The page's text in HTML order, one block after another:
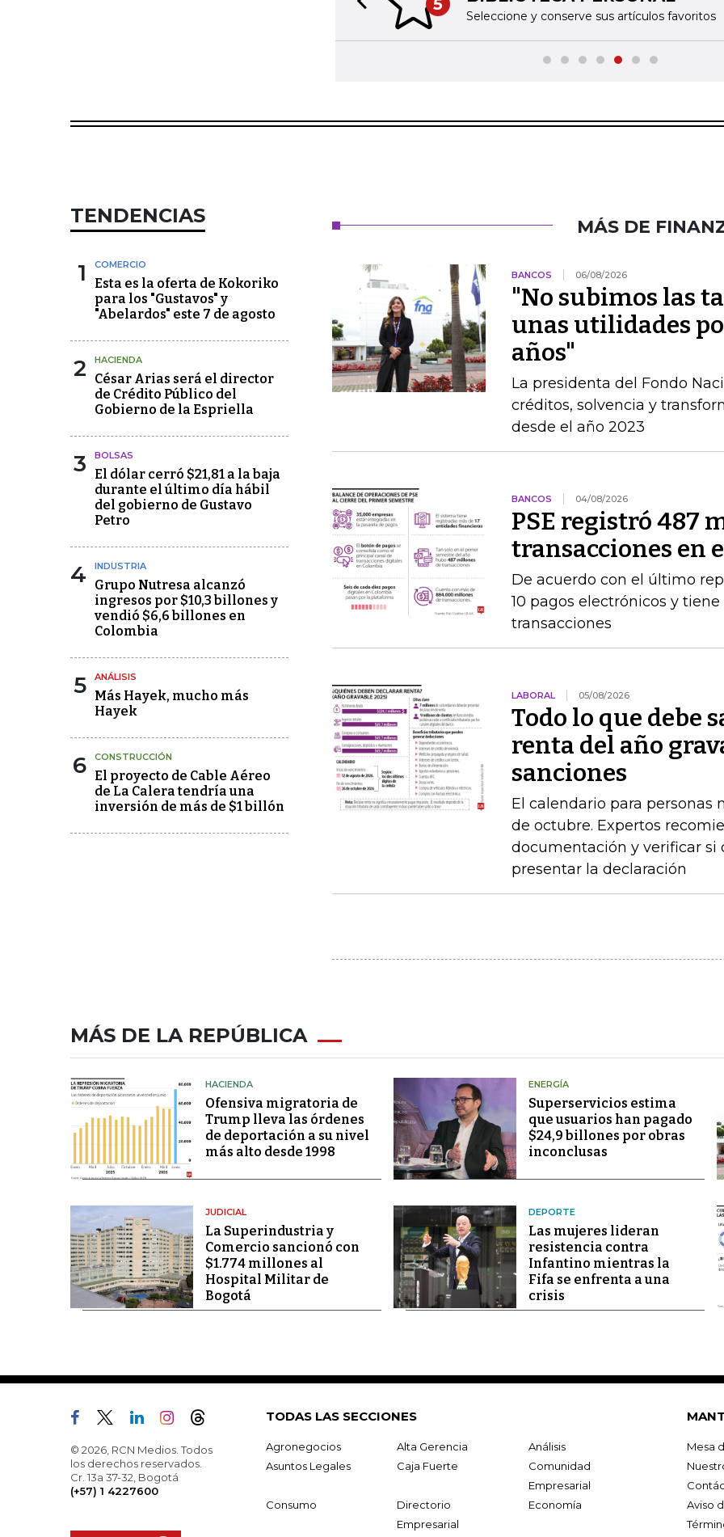
5
Seleccione y conserve sus artículos favoritos
Previous slide
TENDENCIAS
1 COMERCIO
Esta es la oferta de Kokoriko
para los "Gustavos" y
"Abelardos" este 7 de agosto
2 HACIENDA
César Arias será el director
de Crédito Público del
Gobierno de la Espriella
3 BOLSAS
El dólar cerró $21,81 a la baja
durante el último día hábil
del gobierno de Gustavo
Petro
4 INDUSTRIA
Grupo Nutresa alcanzó
ingresos por $10,3 billones y
vendió $6,6 billones en
Colombia
5 ANÁLISIS
Más Hayek, mucho más
Hayek
6 CONSTRUCCIÓN
El proyecto de Cable Aéreo
de La Calera tendría una
inversión de más de $1 billón
MÁS DE
BANCOS 06/08/2026
"No subimos las
unas utilidades
años"
La presidenta del Fondo
créditos, solvencia y
desde el año 2023
BANCOS 04/08/2026
PSE registró 487
transacciones en
De acuerdo con el último
10 pagos electrónicos y
transacciones
LABORAL 05/08/2026
Todo lo que debe
renta del año
sanciones
El calendario para personas
de octubre. Expertos
documentación y verificar si
presentar la declaración
MÁS DE LA REPÚBLICA
HACIENDA
Ofensiva migratoria de
Trump lleva las órdenes
de deportación a su nivel
más alto desde 1998
ENERGÍA
Superservicios estima
que usuarios han pagado
$24,9 billones por obras
inconclusas
JUDICIAL
La Superindustria y
Comercio sancionó con
$1.774 millones al
Hospital Militar de
Bogotá
DEPORTE
Las mujeres lideran
resistencia contra
Infantino mientras la
Fifa se enfrenta a una
crisis
© 2026, RCN Medios. Todos
los derechos reservados.
Cr. 13a 37-32, Bogotá
(+57) 1 4227600
TODAS LAS SECCIONES
Agronegocios Alta Gerencia
Análisis
Asuntos Legales
Caja Fuerte
Comunidad
Empresarial
Consumo
Directorio
Empresarial
Economía
Mesa
Aviso